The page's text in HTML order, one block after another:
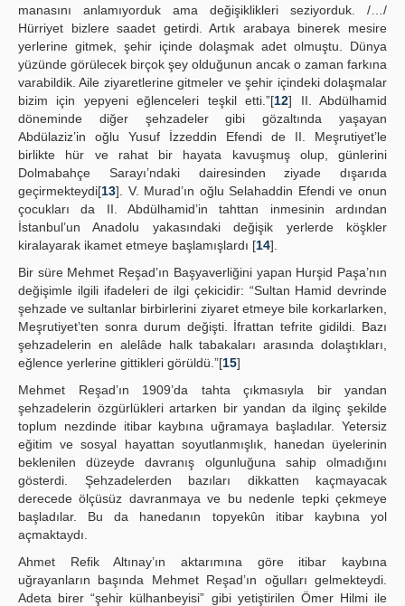
manasını anlamıyorduk ama değişiklikleri seziyorduk. /…/
Hürriyet bizlere saadet getirdi. Artık arabaya binerek mesire
yerlerine gitmek, şehir içinde dolaşmak adet olmuştu. Dünya
yüzünde görülecek birçok şey olduğunun ancak o zaman farkına
varabildik. Aile ziyaretlerine gitmeler ve şehir içindeki dolaşmalar
bizim için yepyeni eğlenceleri teşkil etti.”[12] II. Abdülhamid
döneminde diğer şehzadeler gibi gözaltında yaşayan
Abdülaziz’in oğlu Yusuf İzzeddin Efendi de II. Meşrutiyet’le
birlikte hür ve rahat bir hayata kavuşmuş olup, günlerini
Dolmabahçe Sarayı’ndaki dairesinden ziyade dışarıda
geçirmekteydi[13]. V. Murad’ın oğlu Selahaddin Efendi ve onun
çocukları da II. Abdülhamid’in tahttan inmesinin ardından
İstanbul’un Anadolu yakasındaki değişik yerlerde köşkler
kiralayarak ikamet etmeye başlamışlardı [14].
Bir süre Mehmet Reşad’ın Başyaverliğini yapan Hurşid Paşa’nın
değişimle ilgili ifadeleri de ilgi çekicidir: “Sultan Hamid devrinde
şehzade ve sultanlar birbirlerini ziyaret etmeye bile korkarlarken,
Meşrutiyet’ten sonra durum değişti. İfrattan tefrite gidildi. Bazı
şehzadelerin en alelâde halk tabakaları arasında dolaştıkları,
eğlence yerlerine gittikleri görüldü.”[15]
Mehmet Reşad’ın 1909’da tahta çıkmasıyla bir yandan
şehzadelerin özgürlükleri artarken bir yandan da ilginç şekilde
toplum nezdinde itibar kaybına uğramaya başladılar. Yetersiz
eğitim ve sosyal hayattan soyutlanmışlık, hanedan üyelerinin
beklenilen düzeyde davranış olgunluğuna sahip olmadığını
gösterdi. Şehzadelerden bazıları dikkatten kaçmayacak
derecede ölçüsüz davranmaya ve bu nedenle tepki çekmeye
başladılar. Bu da hanedanın topyekûn itibar kaybına yol
açmaktaydı.
Ahmet Refik Altınay’ın aktarımına göre itibar kaybına
uğrayanların başında Mehmet Reşad’ın oğulları gelmekteydi.
Adeta birer “şehir külhanbeyisi” gibi yetiştirilen Ömer Hilmi ile